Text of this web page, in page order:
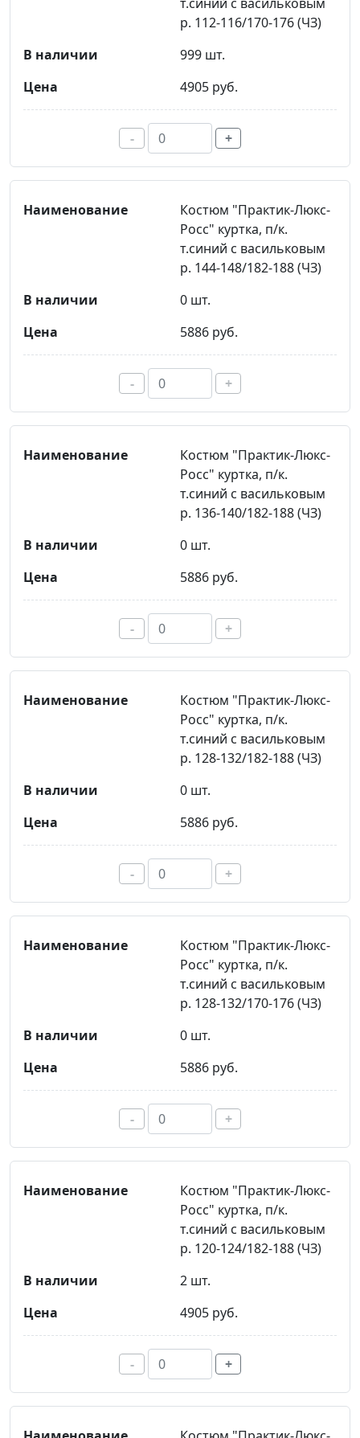
т.синий с васильковым
р. 112-116/170-176 (ЧЗ)
999 шт.
4905 руб.
- +
Костюм "Практик-Люкс-
Росс" куртка, п/к.
т.синий с васильковым
р. 144-148/182-188 (ЧЗ)
0 шт.
5886 руб.
- +
Костюм "Практик-Люкс-
Росс" куртка, п/к.
т.синий с васильковым
р. 136-140/182-188 (ЧЗ)
0 шт.
5886 руб.
- +
Костюм "Практик-Люкс-
Росс" куртка, п/к.
т.синий с васильковым
р. 128-132/182-188 (ЧЗ)
0 шт.
5886 руб.
- +
Костюм "Практик-Люкс-
Росс" куртка, п/к.
т.синий с васильковым
р. 128-132/170-176 (ЧЗ)
0 шт.
5886 руб.
- +
Костюм "Практик-Люкс-
Росс" куртка, п/к.
т.синий с васильковым
р. 120-124/182-188 (ЧЗ)
2 шт.
4905 руб.
- +